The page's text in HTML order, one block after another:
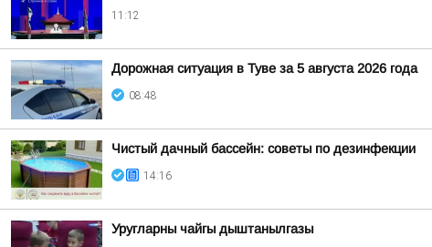
11:12
Дорожная ситуация в Туве за 5 августа 2026 года
08:48
Чистый дачный бассейн: советы по дезинфекции
14:16
Уругларны чайгы дыштанылгазы